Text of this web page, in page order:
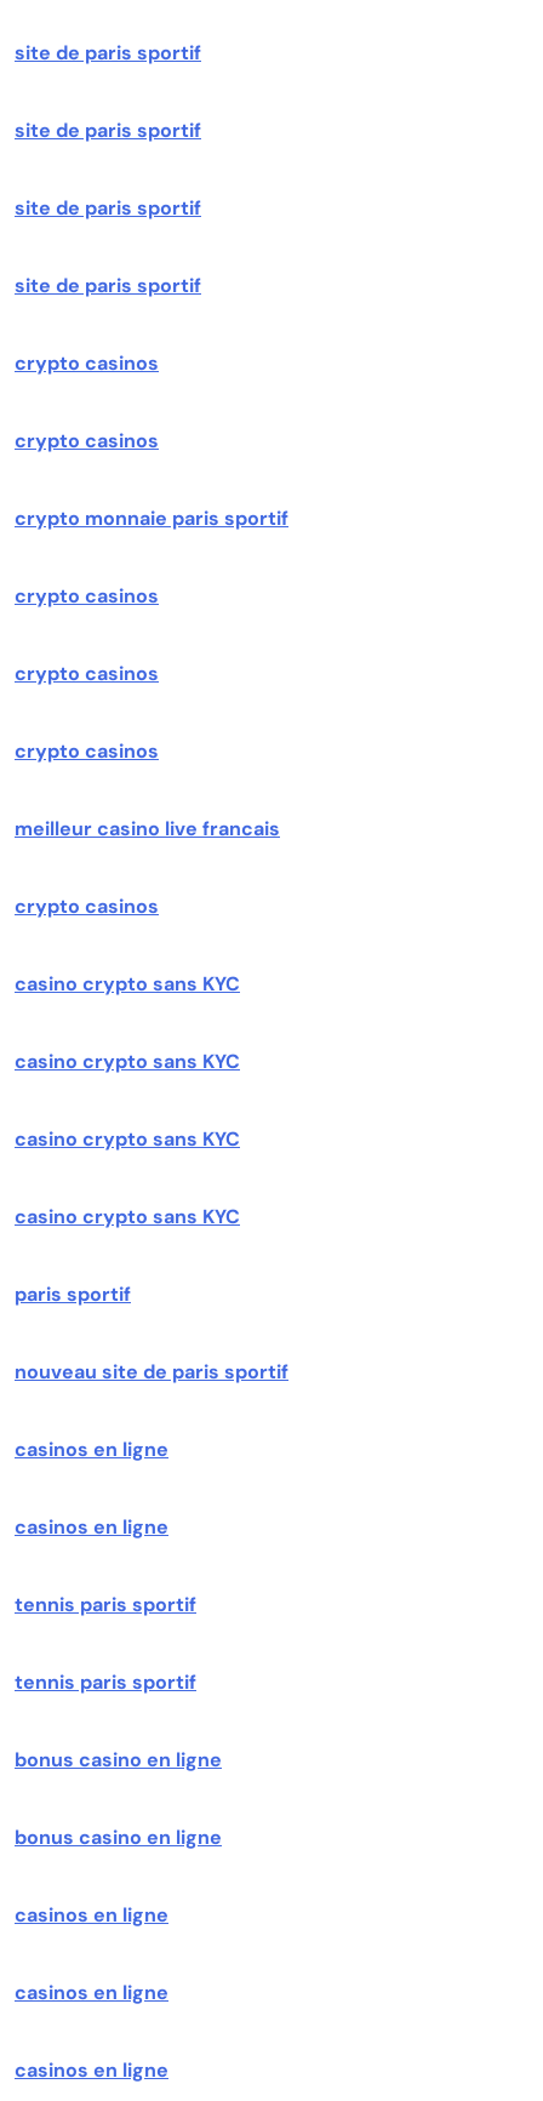
site de paris sportif
site de paris sportif
site de paris sportif
site de paris sportif
crypto casinos
crypto casinos
crypto monnaie paris sportif
crypto casinos
crypto casinos
crypto casinos
meilleur casino live francais
crypto casinos
casino crypto sans KYC
casino crypto sans KYC
casino crypto sans KYC
casino crypto sans KYC
paris sportif
nouveau site de paris sportif
casinos en ligne
casinos en ligne
tennis paris sportif
tennis paris sportif
bonus casino en ligne
bonus casino en ligne
casinos en ligne
casinos en ligne
casinos en ligne